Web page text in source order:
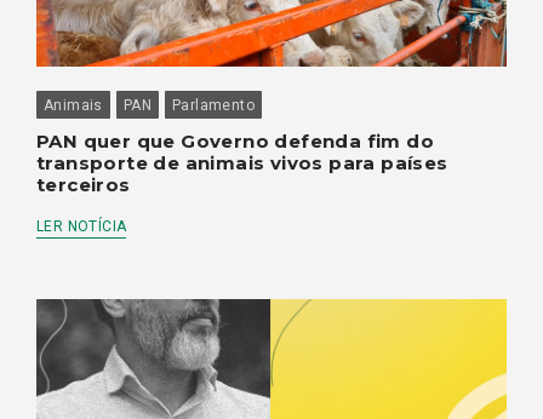
Animais PAN Parlamento
PAN quer que Governo defenda fim do
transporte de animais vivos para países
terceiros
LER NOTÍCIA